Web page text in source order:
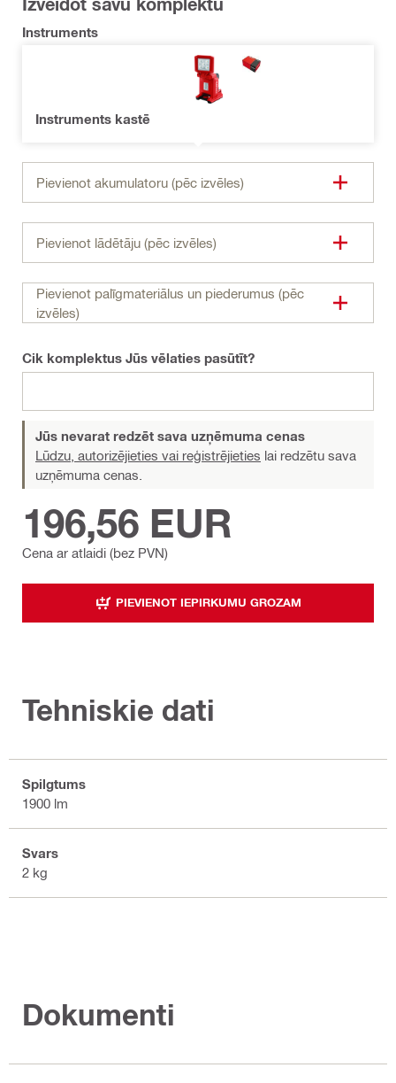
Instruments
Instruments kastē
Pievienot akumulatoru (pēc izvēles)
Pievienot lādētāju (pēc izvēles)
Pievienot palīgmateriālus un piederumus (pēc
izvēles)
Cik komplektus Jūs vēlaties pasūtīt?
Jūs nevarat redzēt sava uzņēmuma cenas
Lūdzu, autorizējieties vai reģistrējieties lai redzētu sava
uzņēmuma cenas.
Cena ar atlaidi (bez PVN)
196,56 EUR
PIEVIENOT IEPIRKUMU GROZAM
Tehniskie dati
Spilgtums
1900 lm
Svars
2 kg
Dokumenti